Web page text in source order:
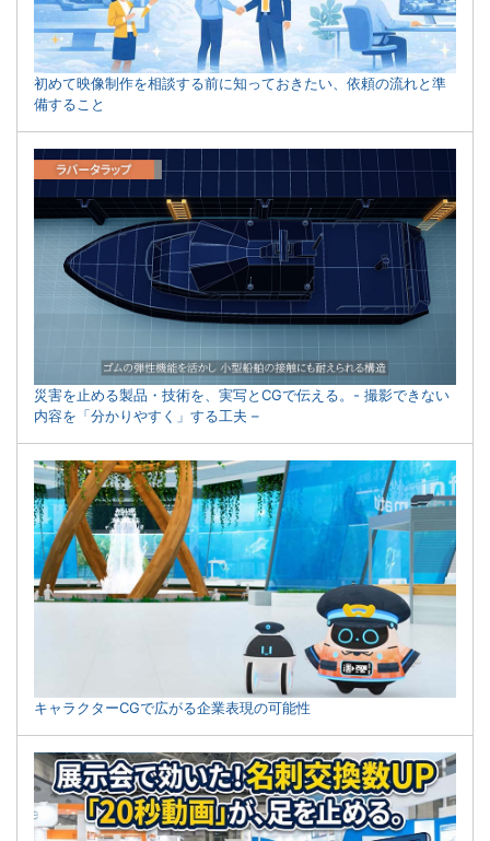
初めて映像制作を相談する前に知っておきたい、依頼の流れと準
備すること
災害を止める製品・技術を、実写とCGで伝える。- 撮影できない
内容を「分かりやすく」する工夫 –
キャラクターCGで広がる企業表現の可能性